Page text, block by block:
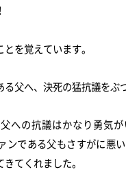
を覚えています。
父へ、決死の猛抗議をぶ
への抗議はかなり勇気
ンである父もさすがに悪い
てくれました。